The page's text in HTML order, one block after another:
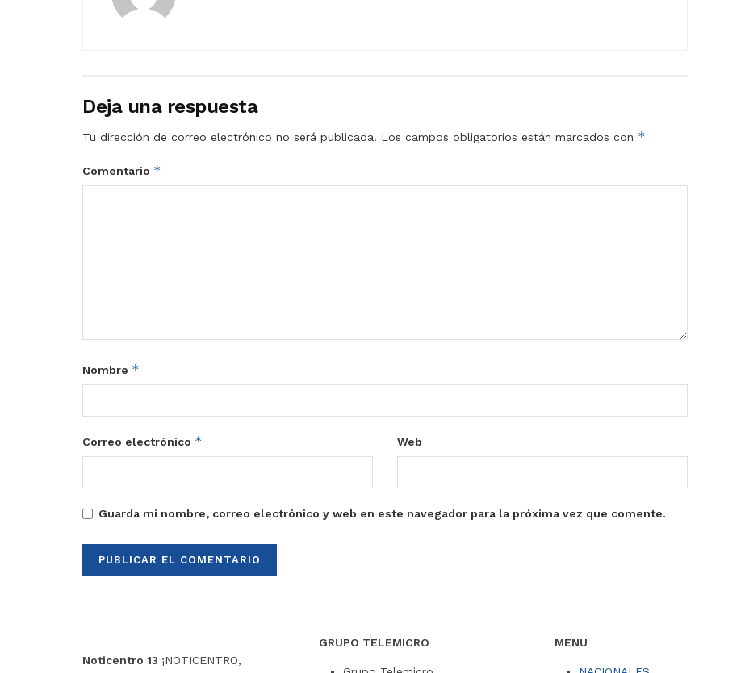
Deja una respuesta
Tu dirección de correo electrónico no será publicada. Los campos obligatorios están marcados con *
Comentario *
Nombre *
Correo electrónico * Web
Guarda mi nombre, correo electrónico y web en este navegador para la próxima vez que comente.
Noticentro 13 ¡NOTICENTRO,
GRUPO TELEMICRO MENU